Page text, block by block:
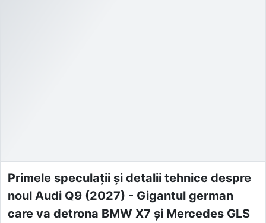
Primele speculații și detalii tehnice despre
noul Audi Q9 (2027) - Gigantul german
care va detrona BMW X7 și Mercedes GLS